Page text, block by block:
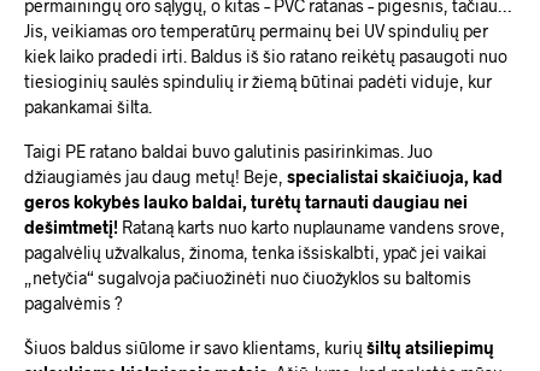
permainingų oro sąlygų, o kitas – PVC ratanas – pigesnis, tačiau…
Jis, veikiamas oro temperatūrų permainų bei UV spindulių per
kiek laiko pradedi irti. Baldus iš šio ratano reikėtų pasaugoti nuo
tiesioginių saulės spindulių ir žiemą būtinai padėti viduje, kur
pakankamai šilta.
Taigi PE ratano baldai buvo galutinis pasirinkimas. Juo
džiaugiamės jau daug metų! Beje, specialistai skaičiuoja, kad
geros kokybės lauko baldai, turėtų tarnauti daugiau nei
dešimtmetį! Rataną karts nuo karto nuplauname vandens srove,
pagalvėlių užvalkalus, žinoma, tenka išsiskalbti, ypač jei vaikai
„netyčia“ sugalvoja pačiuožinėti nuo čiuožyklos su baltomis
pagalvėmis ?
Šiuos baldus siūlome ir savo klientams, kurių šiltų atsiliepimų